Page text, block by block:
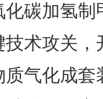
化碳加氢
术攻关
质气化成